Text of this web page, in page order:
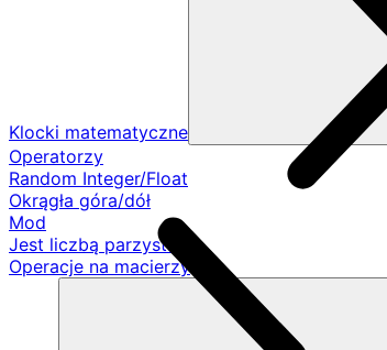
Klocki matematyczne
Operatorzy
Random Integer/Float
Okrągła góra/dół
Mod
Jest liczbą parzystą
Operacje na macierzy